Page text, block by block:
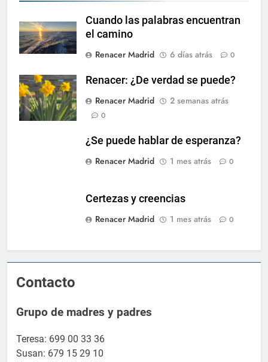
Cuando las palabras encuentran
el camino
Renacer Madrid
6 días atrás 0
Renacer: ¿De verdad se puede?
Renacer Madrid
2 semanas atrás
0
¿Se puede hablar de esperanza?
Renacer Madrid
1 mes atrás 0
Certezas y creencias
Renacer Madrid
1 mes atrás 0
Contacto
Grupo de madres y padres
Teresa: 699 00 33 36
Susan: 679 15 29 10